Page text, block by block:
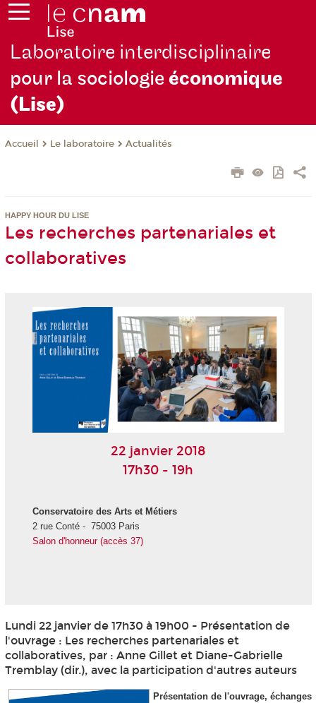
Laboratoire interdisciplinaire
pour la sociologieéconomique
(Lise)
Accueil Le laboratoire Actualités
HAPPY HOUR DU LISE
Les recherches partenariales et
collaboratives
22 janvier 2018
17h30 - 19h
Conservatoire des Arts et Métiers
2 rue Conté - 75003 Paris
Salon d'honneur (accès 37)
Lundi 22 janvier de 17h30 à 19h00 - Présentation de
l'ouvrage : Les recherches partenariales et
collaboratives, par : Anne Gillet et Diane-Gabrielle
Tremblay (dir.), avec la participation d'autres auteurs
Présentation de l'ouvrage, échanges